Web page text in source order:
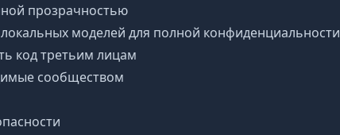
прозрачностью
моделей для полной конфиденциальности
код третьим лицам
сообществом